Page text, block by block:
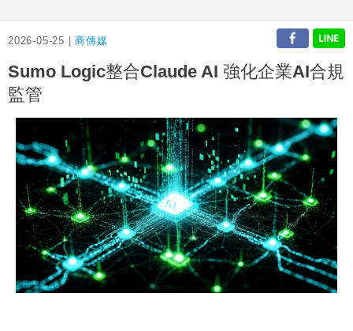
2026-05-25 |商傳媒
Sumo Logic整合Claude AI 強化企業AI合規
監管